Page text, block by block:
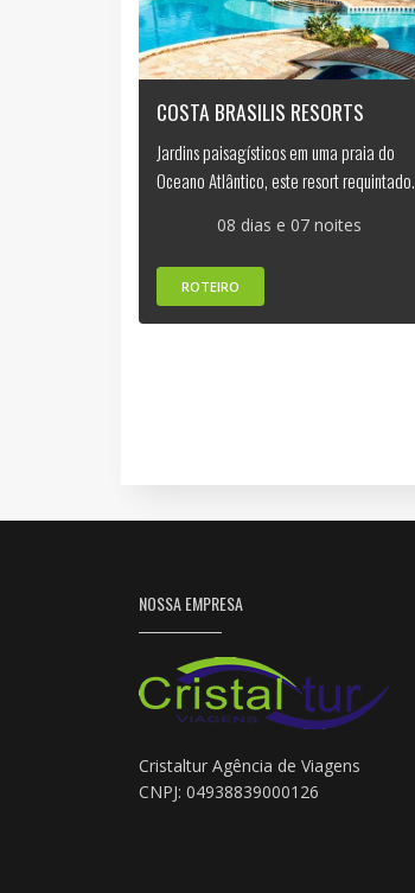
COSTA BRASILIS RESORTS
Jardins paisagísticos em uma praia do
Oceano Atlântico, este resort requintado.
08 dias e 07 noites
ROTEIRO
NOSSA EMPRESA
Cristaltur Agência de Viagens
CNPJ: 04938839000126